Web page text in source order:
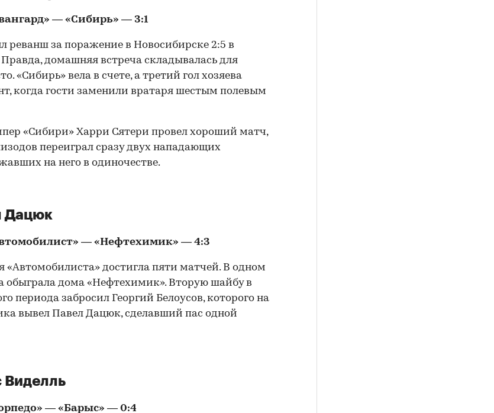
— «Сибирь» — 3:1
реванш за поражение в Новосибирске 2:5 в
Правда, домашняя встреча складывалась для
«Сибирь» вела в счете, а третий гол хозяева
когда гости заменили вратаря шестым полевым
«Сибири» Харри Сятери провел хороший матч,
переиграл сразу двух нападающих
на него в одиночестве.
Дацюк
— «Нефтехимик» — 4:3
«Автомобилиста» достигла пяти матчей. В одном
обыграла дома «Нефтехимик». Вторую шайбу в
периода забросил Георгий Белоусов, которого на
вывел Павел Дацюк, сделавший пас одной
Виделль
— «Барыс» — 0:4